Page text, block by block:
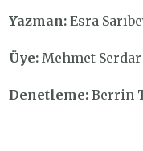
Yazman: Esra
Üye: Mehmet
Denetleme: Berrin